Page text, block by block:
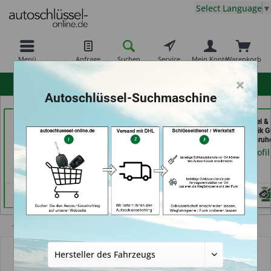
Menü Anfrage Suchen Service Warenkorb
Mein Konto
Select Language ▼
Frankfurt (in Frankfurt
am Main)
Händlerprofil
Carkeys Augsburg &
ECU Service
Mobilservice (in
Händlerprofil
Aba Schlüssel &
Sicherheitstechnik
GmbH (in
Händlerprofil
×
Autoschlüssel-Suchmaschine